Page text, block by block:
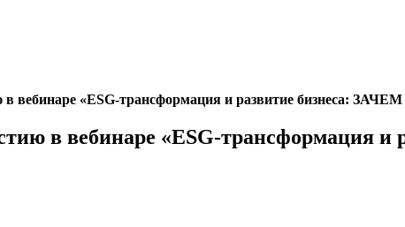
вебинаре «ESG-трансформация и развитие бизнеса:
в вебинаре «ESG-трансформация